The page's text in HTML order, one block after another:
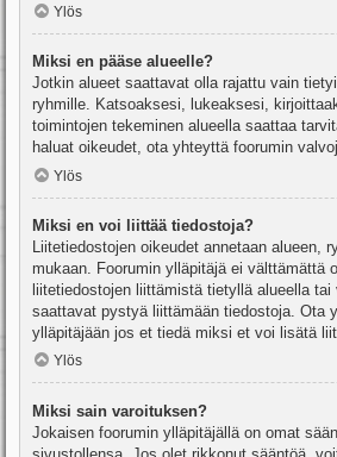
Ylös
Miksi en pääse alueelle?
Jotkin alueet saattavat olla rajattu vain
ryhmille. Katsoaksesi, lukeaksesi,
toimintojen tekeminen alueella saattaa
haluat oikeudet, ota yhteyttä foorumin
Ylös
Miksi en voi liittää tiedostoja?
Liitetiedostojen oikeudet annetaan alueen,
mukaan. Foorumin ylläpitäjä ei välttämättä
liitetiedostojen liittämistä tietyllä alueella
saattavat pystyä liittämään tiedostoja. Ota
ylläpitäjään jos et tiedä miksi et voi lisätä
Ylös
Miksi sain varoituksen?
Jokaisen foorumin ylläpitäjällä on omat